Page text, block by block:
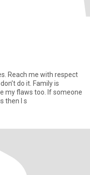
Reach me with respect
it. Family is
then I s